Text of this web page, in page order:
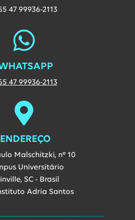
47 99936-2113
47 99936-2113Entre em contato via
ENDEREÇO
Malschitzki, nº 10
Universitário
SC - Brasil
Adria Santos